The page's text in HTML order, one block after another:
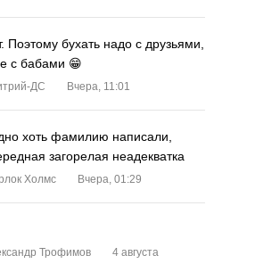
Поэтому бухать надо с друзьями,
с бабами 😁
ДС Вчера, 11:01
хоть фамилию написали,
загорелая неадекватка
Холмс Вчера, 01:29
Трофимов 4 августа